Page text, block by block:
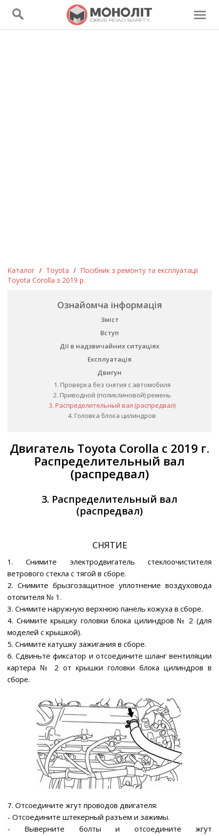
Каталог / Toyota / Посібник з ремонту та експлуатації
Toyota Corolla з 2019 р.
Ознайомча інформація
Зміст
Вступ
Дії в надзвичайних ситуаціях
Експлуатація
Двигун
1. Проверка без снятия с автомобиля
2. Приводной (поликлиновой) ремень
3. Распределительный вал (распредвал)
4. Головка блока цилиндров
Двигатель Toyota Corolla с 2019 г.
Распределительный вал
(распредвал)
3. Распределительный вал
(распредвал)
СНЯТИЕ
1. Снимите электродвигатель стеклоочистителя
ветрового стекла с тягой в сборе.
2. Снимите брызгозащитное уплотнение воздуховода
отопителя № 1.
3. Снимите наружную верхнюю панель кожуха в сборе.
4. Снимите крышку головки блока цилиндров № 2 (для
моделей с крышкой).
5. Снимите катушку зажигания в сборе.
6. Сдвиньте фиксатор и отсоедините шланг вентиляции
картера № 2 от крышки головки блока цилиндров в
сборе.
7. Отсоедините жгут проводов двигателя:
- Отсоедините штекерный разъем и зажимы.
- Выверните болты и отсоедините жгут